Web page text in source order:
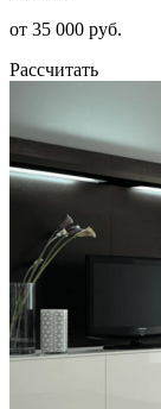
от 35 000 руб.
Рассчитать